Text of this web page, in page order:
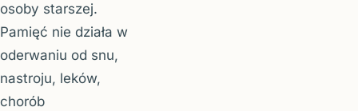
osoby starszej.
Pamięć nie działa w
oderwaniu od snu,
nastroju, leków,
chorób